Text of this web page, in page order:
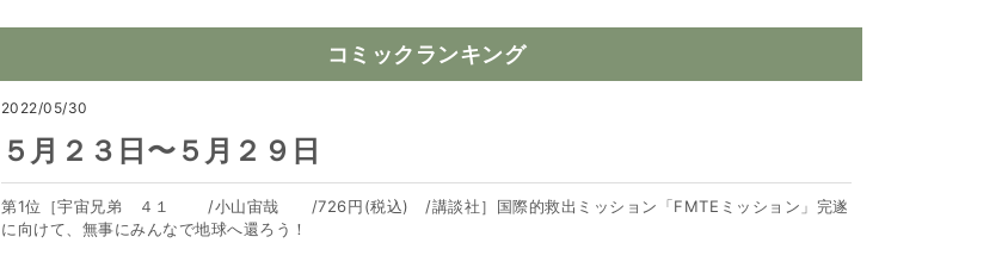
コミックランキング
2022/05/30
５月２３日〜５月２９日
第1位［宇宙兄弟 ４１ /小山宙哉 /726円(税込) /講談社］国際的救出ミッション「FMTEミッション」完遂
に向けて、無事にみんなで地球へ還ろう！